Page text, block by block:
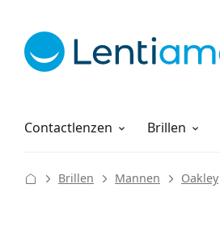
Contactlenzen
Lenzenvloeistoffen Brillen
Hoe bestellen
Brillen Mannen Oakley